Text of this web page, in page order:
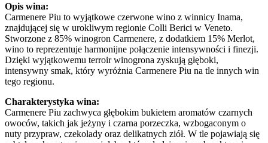
Opis wina:
Carmenere Piu to wyjątkowe czerwone wino z winnicy Inama,
znajdującej się w urokliwym regionie Colli Berici w Veneto.
Stworzone z 85% winogron Carmenere, z dodatkiem 15% Merlot,
wino to reprezentuje harmonijne połączenie intensywności i finezji.
Dzięki wyjątkowemu terroir winogrona zyskują głęboki,
intensywny smak, który wyróżnia Carmenere Piu na tle innych win
tego regionu.
Charakterystyka wina:
Carmenere Piu zachwyca głębokim bukietem aromatów czarnych
owoców, takich jak jeżyny i czarna porzeczka, wzbogaconym o
nuty przypraw, czekolady oraz delikatnych ziół. W tle pojawiają się